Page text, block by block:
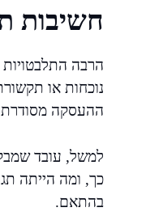
חשיבות
הרבה
נוכחות או
ההעסקה מסודרת
למשל, עובד
כך, ומה הייתה
בהתאם.